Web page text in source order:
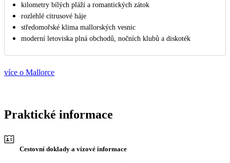
kilometry bílých pláží a romantických zátok
rozlehlé citrusové háje
středomořské klima mallorských vesnic
moderní letoviska plná obchodů, nočních klubů a diskoték
více o Mallorce
Praktické informace
Cestovní doklady a vízové informace